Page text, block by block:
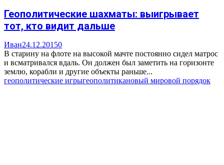
Геополитические шахматы: выигрывает
тот, кто видит дальше
Иван24.12.20150
В старину на флоте на высокой мачте постоянно сидел матрос
и всматривался вдаль. Он должен был заметить на горизонте
землю, корабли и другие объекты раньше...
геополитические игрыгеополитикановый мировой порядок